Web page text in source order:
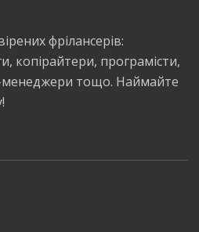
фрілансерів:
копірайтери, програмісти,
менеджери тощо. Наймайте